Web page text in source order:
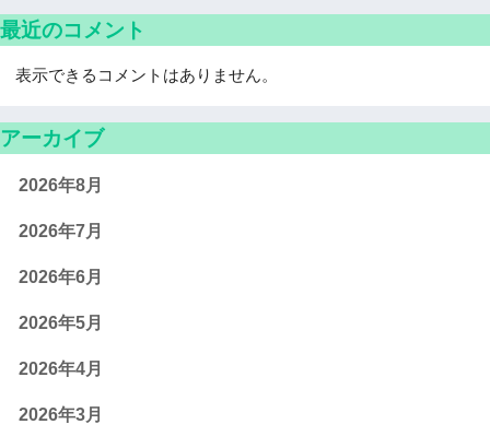
最近のコメント
表示できるコメントはありません。
アーカイブ
2026年8月
2026年7月
2026年6月
2026年5月
2026年4月
2026年3月